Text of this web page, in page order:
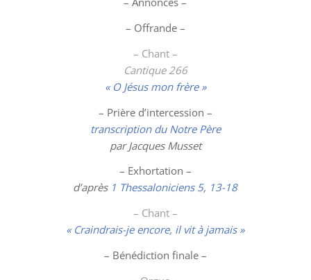
– Offrande –
– Chant –
Cantique 266
« O Jésus mon frère »
– Prière d’intercession –
transcription du Notre Père
par Jacques Musset
– Exhortation –
d’après 1 Thessaloniciens 5, 13-18
– Chant –
« Craindrais-je encore, il vit à jamais »
– Bénédiction finale –